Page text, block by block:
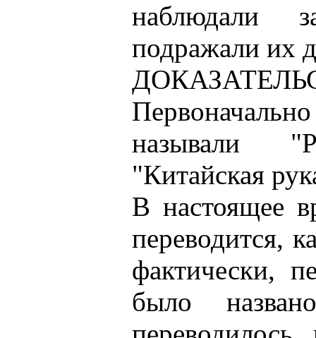
наблюдали
подражали их
называли
"Китайская
В настоящее
переводится,
фактически,
было